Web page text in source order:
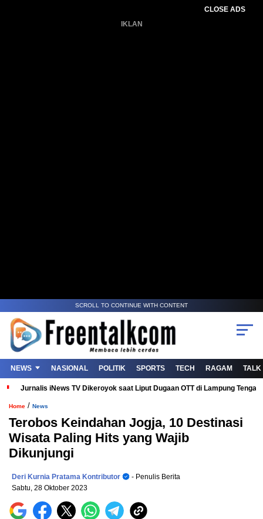
CLOSE ADS
IKLAN
SCROLL TO CONTINUE WITH CONTENT
NEWS NASIONAL POLITIK SPORTS TECH RAGAM TALK
Jurnalis iNews TV Dikeroyok saat Liput Dugaan OTT di Lampung
Home / News
Terobos Keindahan Jogja, 10 Destinasi
Wisata Paling Hits yang Wajib
Dikunjungi
Deri Kurnia Pratama Kontributor
- Penulis Berita
Sabtu, 28 Oktober 2023